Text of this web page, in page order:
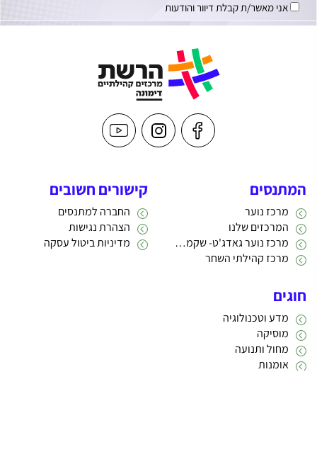
אני מאשר/ת קבלת דיוור והודעות
המתנסים
מרכז נוער
המרכזים שלנו
מרכז נוער גאדג'ט- שקמה 22
מרכז קהילתי השחר
קישורים חשובים
החברה למתנסים
הצהרת נגישות
מדיניות ביטול עסקה
חוגים
מדע וטכנולוגיה
מוסיקה
מחול ותנועה
אומנות